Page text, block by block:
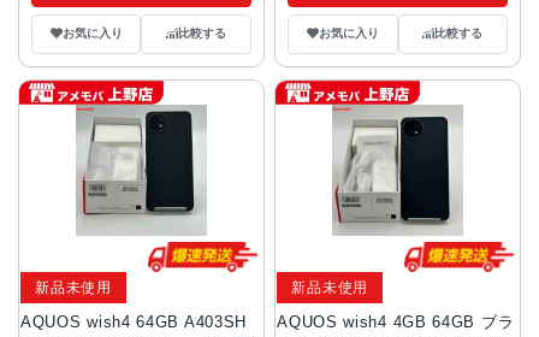
お気に入り 比較する お気に入り 比較する
AQUOS wish4 64GB A403SH
新品未使用
AQUOS wish4 4GB 64GB ブラ
新品未使用